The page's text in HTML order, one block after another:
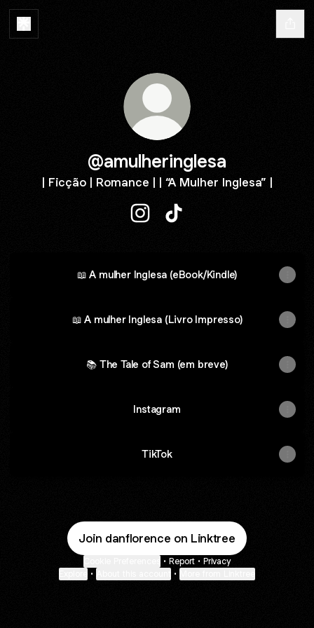
@amulheringlesa
| Ficção | Romance | | “A Mulher Inglesa” |
📖 A mulher Inglesa (eBook/Kindle)
📖 A mulher Inglesa (Livro Impresso)
📚 The Tale of Sam (em breve)
Instagram
TikTok
Join danflorence on Linktree
• Report • Privacy
• •